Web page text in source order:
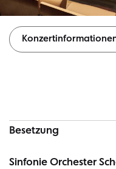
Besetzung
Sinfonie Orchester